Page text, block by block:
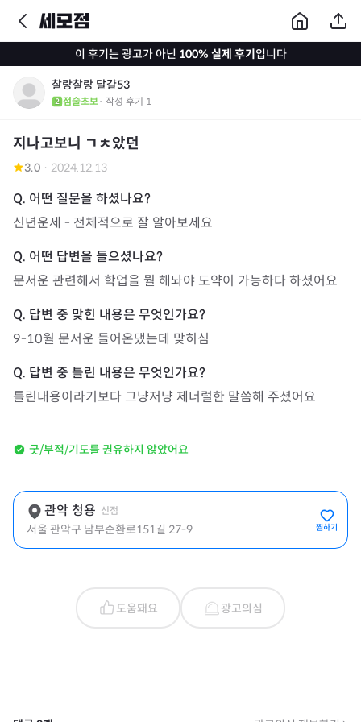
이 후기는 광고가 아닌 100% 실제 후기입니다
찰랑찰랑 달걀53
점술초보· 작성 후기 1
지나고보니 ㄱㅊ았던
3.0 · 2024.12.13
신년운세 - 전체적으로 잘 알아보세요
문서운 관련해서 학업을 뭘 해놔야 도약이 가능하다 하셨어요
9-10월 문서운 들어온댔는데 맞히심
틀린내용이라기보다 그냥저냥 제너럴한 말씀해 주셨어요
굿/부적/기도를 권유하지 않았어요
관악 청용 신점
서울 관악구 남부순환로151길 27-9 찜하기
도움돼요 광고의심